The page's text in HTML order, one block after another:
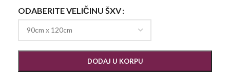
ODABERITE VELIČINU ŠXV
DODAJ U KORPU